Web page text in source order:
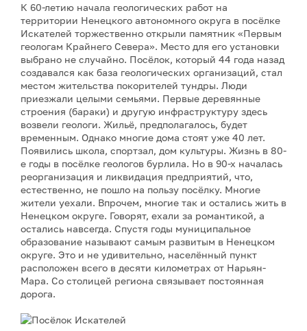
К 60-летию начала геологических работ на
территории Ненецкого автономного округа в посёлке
Искателей торжественно открыли памятник «Первым
геологам Крайнего Севера». Место для его установки
выбрано не случайно. Посёлок, который 44 года назад
создавался как база геологических организаций, стал
местом жительства покорителей тундры. Люди
приезжали целыми семьями. Первые деревянные
строения (бараки) и другую инфраструктуру здесь
возвели геологи. Жильё, предполагалось, будет
временным. Однако многие дома стоят уже 40 лет.
Появились школа, спортзал, дом культуры. Жизнь в 80-
е годы в посёлке геологов бурлила. Но в 90-х началась
реорганизация и ликвидация предприятий, что,
естественно, не пошло на пользу посёлку. Многие
жители уехали. Впрочем, многие так и остались жить в
Ненецком округе. Говорят, ехали за романтикой, а
остались навсегда. Спустя годы муниципальное
образование называют самым развитым в Ненецком
округе. Это и не удивительно, населённый пункт
расположен всего в десяти километрах от Нарьян-
Мара. Со столицей региона связывает постоянная
дорога.